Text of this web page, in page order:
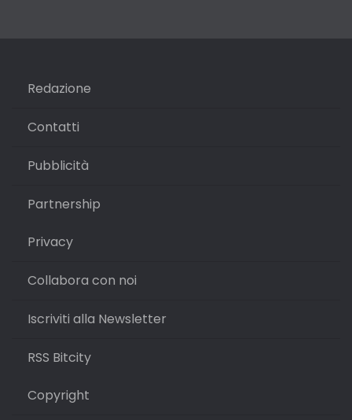
Redazione
Contatti
Pubblicità
Partnership
Privacy
Collabora con noi
Iscriviti alla Newsletter
RSS Bitcity
Copyright